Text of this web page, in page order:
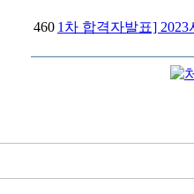
460 1차 합격자발표]